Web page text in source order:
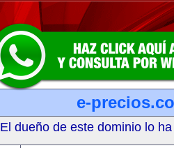
e-
El dueño de este dominio lo